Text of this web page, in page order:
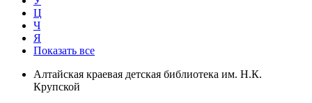
Ц
Ч
Я
Показать все
Алтайская краевая детская библиотека им. Н.К.
Крупской